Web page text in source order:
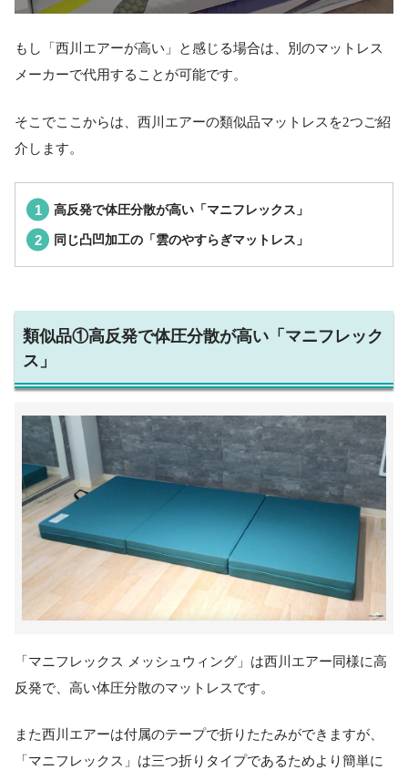
もし「西川エアーが高い」と感じる場合は、別のマットレス
メーカーで代用することが可能です。
そこでここからは、西川エアーの類似品マットレスを2つご紹
介します。
高反発で体圧分散が高い「マニフレックス」
同じ凸凹加工の「雲のやすらぎマットレス」
類似品①高反発で体圧分散が高い「マニフレック
ス」
「マニフレックス メッシュウィング」は西川エアー同様に高
反発で、高い体圧分散のマットレスです。
また西川エアーは付属のテープで折りたたみができますが、
「マニフレックス」は三つ折りタイプであるためより簡単に